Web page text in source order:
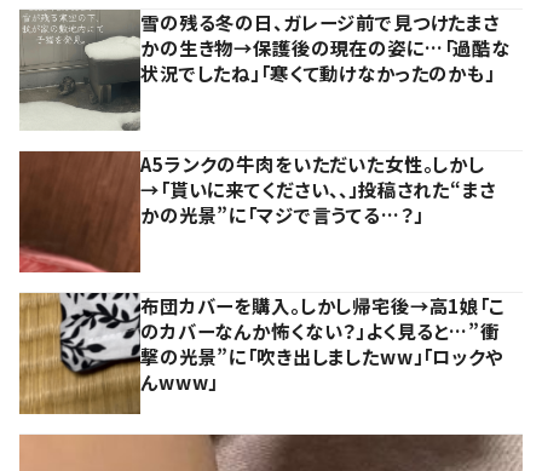
雪の残る冬の日、ガレージ前で見つけたまさ
かの生き物→保護後の現在の姿に…「過酷な
状況でしたね」「寒くて動けなかったのかも」
A5ランクの牛肉をいただいた女性。しかし
→「貰いに来てください、、」投稿された“まさ
かの光景”に「マジで言うてる…？」
布団カバーを購入。しかし帰宅後→高1娘「こ
のカバーなんか怖くない？」よく見ると…”衝
撃の光景”に「吹き出しましたww」「ロックや
んwww」